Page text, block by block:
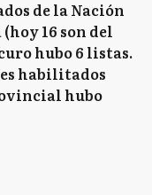
de la Nación
16 son del
hubo 6 listas.
habilitados
hubo